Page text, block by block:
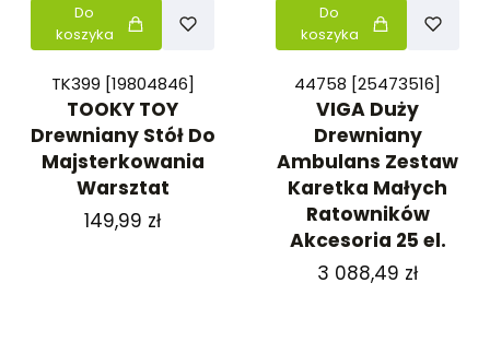
Do
koszyka
TK399 [19804846]
TOOKY TOY
Drewniany Stół Do
Majsterkowania
Warsztat
Cena
149,99 zł
Do
koszyka
44758 [25473516]
VIGA Duży
Drewniany
Ambulans Zestaw
Karetka Małych
Ratowników
Akcesoria 25 el.
Cena
3 088,49 zł